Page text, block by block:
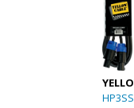
HP3SS